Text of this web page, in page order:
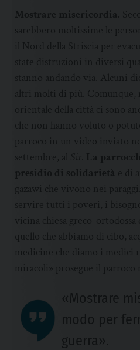
settembre, al
presidio di solidarietà
gazawi che vivono nei
servire tutti i poveri, i
vicina chiesa greco-ortodossa
quello che abbiamo di cibo,
medicine che diamo i medici
miracoli» prosegue il parroco
«Mostrare
modo per
guerra».